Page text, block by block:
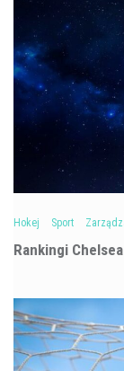
Hokej Sport
Rankingi